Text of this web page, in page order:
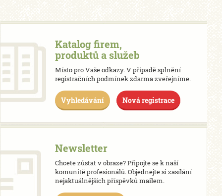
Katalog firem,
produktů a služeb
Místo pro Vaše odkazy. V případě splnění
registračních podmínek zdarma zveřejníme.
Vyhledávání Nová registrace
Newsletter
Chcete zůstat v obraze? Připojte se k naší
komunitě profesionálů. Objednejte si zasílání
nejaktuálnějších příspěvků mailem.